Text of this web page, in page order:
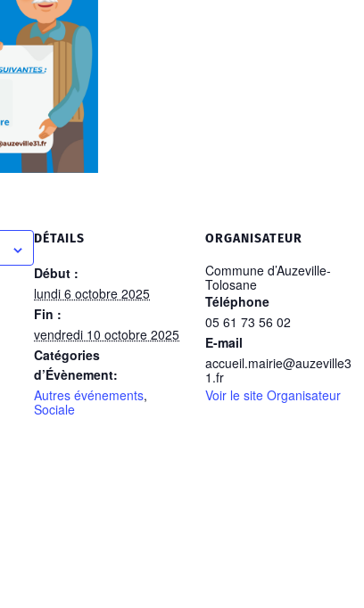
DÉTAILS
Début :
lundi 6 octobre 2025
Fin :
vendredi 10 octobre 2025
Catégories
d’Évènement:
Autres événements,
Sociale
ORGANISATEUR
Commune d’Auzeville-
Tolosane
Téléphone
05 61 73 56 02
E-mail
accueil.mairie@auzeville3
1.fr
Voir le site Organisateur